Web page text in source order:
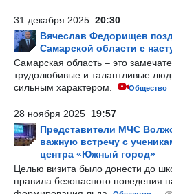
31 декабря 2025 20:30
Вячеслав Федорищев
Самарской области с
Самарская область – это
трудолюбивые и талантливые
сильным характером.
Общество
28 ноября 2025 19:57
Представители МЧС
важную встречу с
центра «Южный город»
Целью визита было донести до
правила безопасного поведения